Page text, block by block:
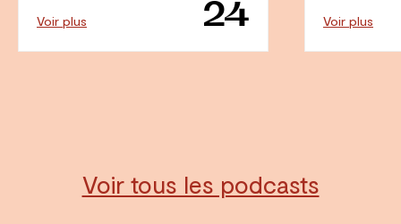
Voir plus 24 Voir plus
Voir tous les podcasts